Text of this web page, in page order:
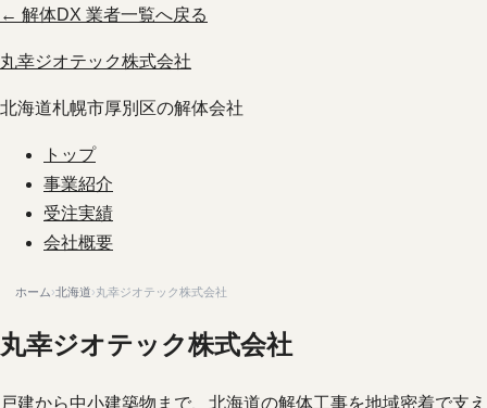
← 解体DX 業者一覧へ戻る
丸幸ジオテック株式会社
北海道札幌市厚別区の解体会社
トップ
事業紹介
受注実績
会社概要
ホーム›北海道›丸幸ジオテック株式会社
丸幸ジオテック株式会社
戸建から中小建築物まで、北海道の解体工事を地域密着で支え